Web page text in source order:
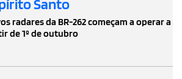
Santo
radares da BR-262 começam a operar a
de 1º de outubro